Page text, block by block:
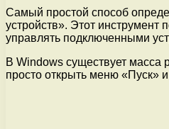
Самый простой способ
устройств». Этот инструмент
управлять подключенными
В Windows существует масса
просто открыть меню «Пуск»